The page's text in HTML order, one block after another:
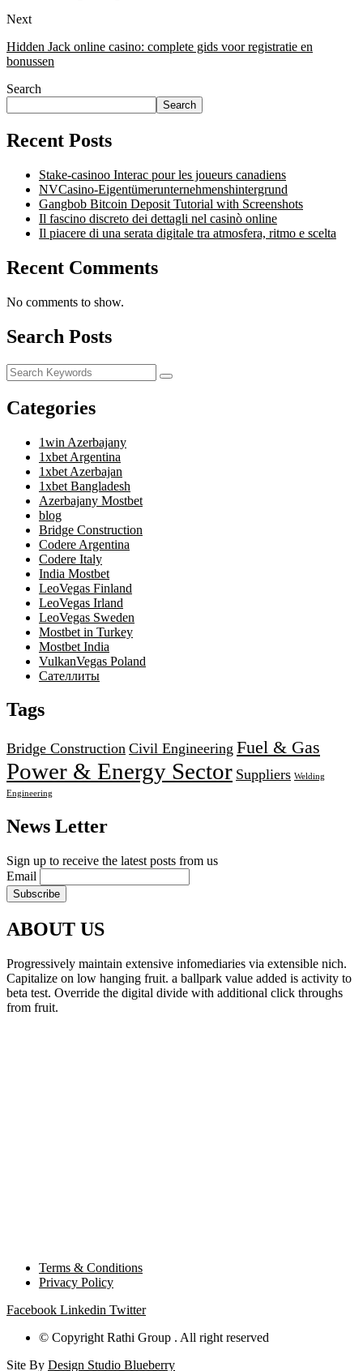
Next
Hidden Jack online casino: complete gids voor registratie en
bonussen
Search
Search
Recent Posts
Stake-casinoo Interac pour les joueurs canadiens
NVCasino-Eigentümerunternehmenshintergrund
Gangbob Bitcoin Deposit Tutorial with Screenshots
Il fascino discreto dei dettagli nel casinò online
Il piacere di una serata digitale tra atmosfera, ritmo e scelta
Recent Comments
No comments to show.
Search Posts
Categories
1win Azerbajany
1xbet Argentina
1xbet Azerbajan
1xbet Bangladesh
Azerbajany Mostbet
blog
Bridge Construction
Codere Argentina
Codere Italy
India Mostbet
LeoVegas Finland
LeoVegas Irland
LeoVegas Sweden
Mostbet in Turkey
Mostbet India
VulkanVegas Poland
Сателлиты
Tags
Bridge Construction Civil Engineering Fuel & Gas
Power & Energy Sector Suppliers Welding
Engineering
News Letter
Sign up to receive the latest posts from us
Email
ABOUT US
Progressively maintain extensive infomediaries via extensible nich.
Capitalize on low hanging fruit. a ballpark value added is activity to
beta test. Override the digital divide with additional click throughs
from fruit.
Terms & Conditions
Privacy Policy
Facebook Linkedin Twitter
© Copyright Rathi Group . All right reserved
Site By Design Studio Blueberry